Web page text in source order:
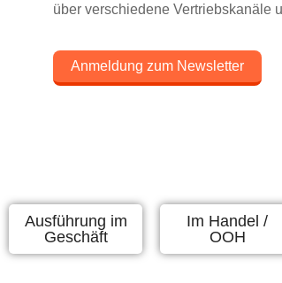
über verschiedene Vertriebskanäle
Anmeldung zum Newsletter
Ausführung im
Geschäft
Im Handel /
OOH